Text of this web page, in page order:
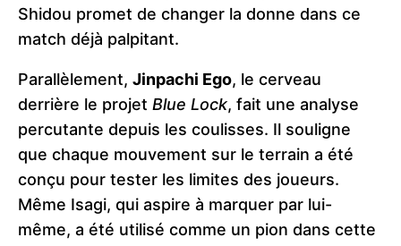
Shidou promet de changer la donne dans ce
match déjà palpitant.
Parallèlement, Jinpachi Ego, le cerveau
derrière le projet Blue Lock, fait une analyse
percutante depuis les coulisses. Il souligne
que chaque mouvement sur le terrain a été
conçu pour tester les limites des joueurs.
Même Isagi, qui aspire à marquer par lui-
même, a été utilisé comme un pion dans cette